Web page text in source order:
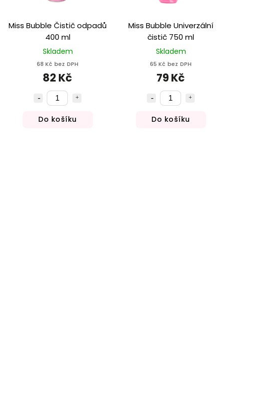
Miss Bubble Čistič odpadů
400 ml
Skladem
68 Kč bez DPH
82 Kč
Do košíku
Miss Bubble Univerzální
čistič 750 ml
Skladem
65 Kč bez DPH
79 Kč
Do košíku